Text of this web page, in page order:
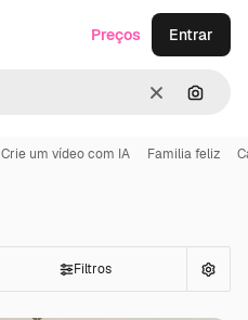
Limpar
Preços Entrar
Crie um vídeo com IA Familia feliz
Filtros